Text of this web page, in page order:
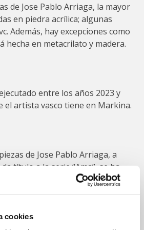
cookies
de Jose Pablo Arriaga, la mayor
en piedra acrílica; algunas
Además, hay excepciones como
hecha en metacrilato y madera.
entre los años 2023 y
el artista vasco tiene en Markina.
de Jose Pablo Arriaga, a
título a la serie “Ama”, se ha
o varias obras de las colecciones
pretendía transmitir con